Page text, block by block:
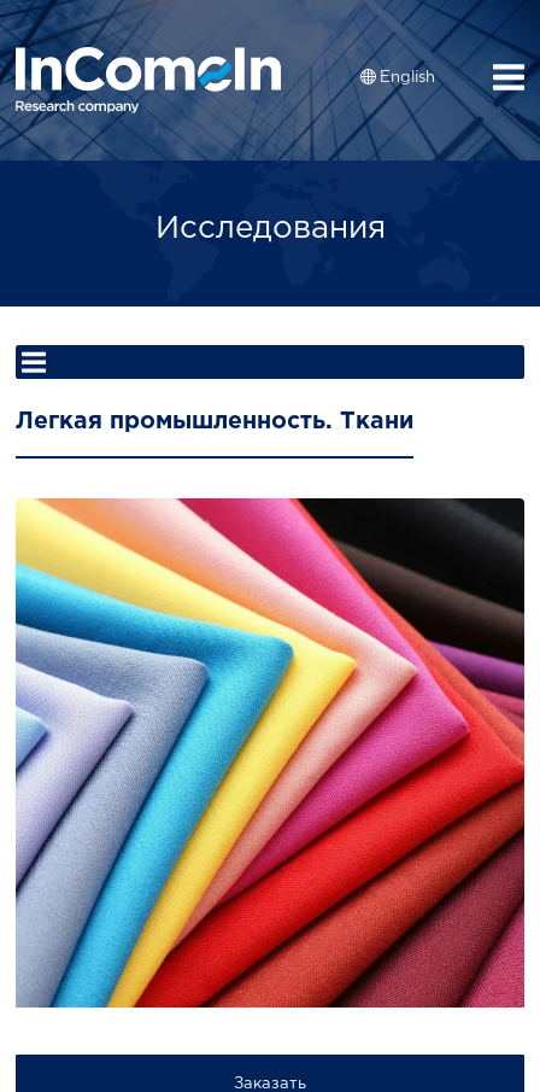
English
Исследования
Легкая промышленность. Ткани
Заказать